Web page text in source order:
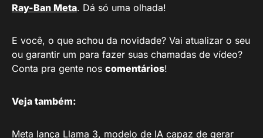
Ray-Ban Meta. Dá só uma olhada!
E você, o que achou da novidade? Vai atualizar o seu
ou garantir um para fazer suas chamadas de vídeo?
Conta pra gente nos comentários!
Veja também:
Meta lança Llama 3, modelo de IA capaz de gerar